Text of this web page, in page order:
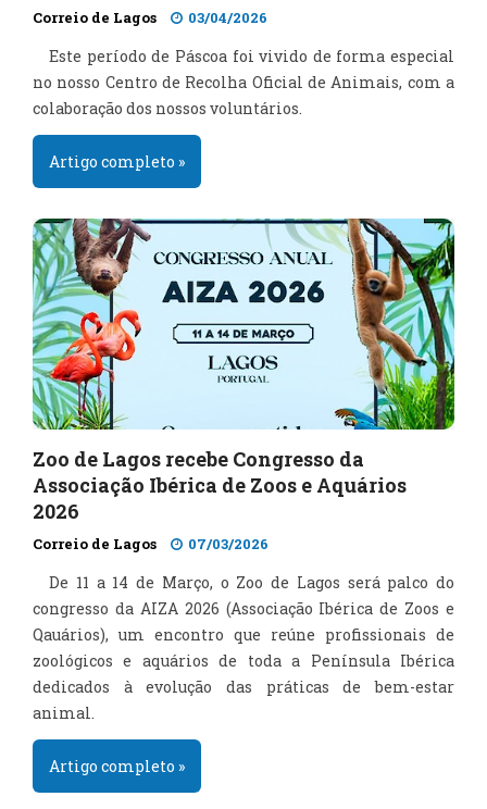
Correio de Lagos 03/04/2026
Este período de Páscoa foi vivido de forma especial
no nosso Centro de Recolha Oficial de Animais, com a
colaboração dos nossos voluntários.
Artigo completo »
Zoo de Lagos recebe Congresso da
Associação Ibérica de Zoos e Aquários
2026
Correio de Lagos 07/03/2026
De 11 a 14 de Março, o Zoo de Lagos será palco do
congresso da AIZA 2026 (Associação Ibérica de Zoos e
Qauários), um encontro que reúne profissionais de
zoológicos e aquários de toda a Península Ibérica
dedicados à evolução das práticas de bem-estar
animal.
Artigo completo »